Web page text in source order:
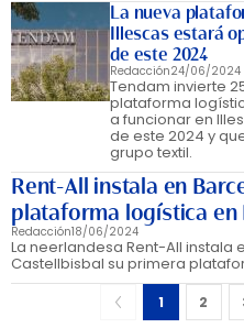
La nueva
Illescas estará
de este 2024
Redacción24/06/2024
Tendam invierte
plataforma
a funcionar en
de este 2024 y
grupo textil.
Rent-All instala en
plataforma logística en
Redacción18/06/2024
La neerlandesa Rent-All
Castellbisbal su primera
1 2